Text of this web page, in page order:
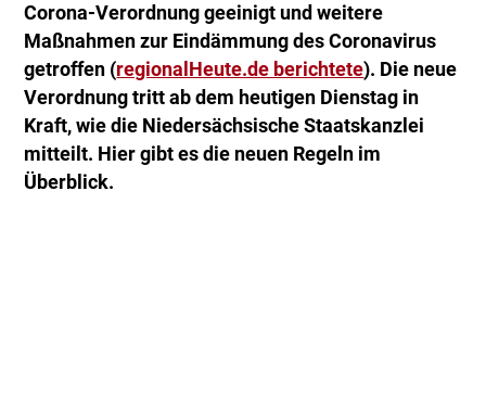
Corona-Verordnung geeinigt und weitere
Maßnahmen zur Eindämmung des Coronavirus
getroffen (regionalHeute.de berichtete). Die neue
Verordnung tritt ab dem heutigen Dienstag in
Kraft, wie die Niedersächsische Staatskanzlei
mitteilt. Hier gibt es die neuen Regeln im
Überblick.